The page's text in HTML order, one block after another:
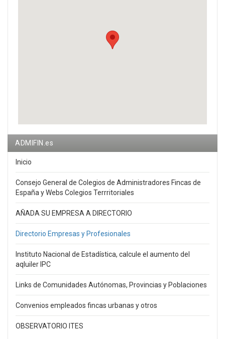
ADMIFIN.es
Inicio
Consejo General de Colegios de Administradores Fincas de
España y Webs Colegios Terrritoriales
AÑADA SU EMPRESA A DIRECTORIO
Directorio Empresas y Profesionales
Instituto Nacional de Estadística, calcule el aumento del
aqluiler IPC
Links de Comunidades Autónomas, Provincias y Poblaciones
Convenios empleados fincas urbanas y otros
OBSERVATORIO ITES